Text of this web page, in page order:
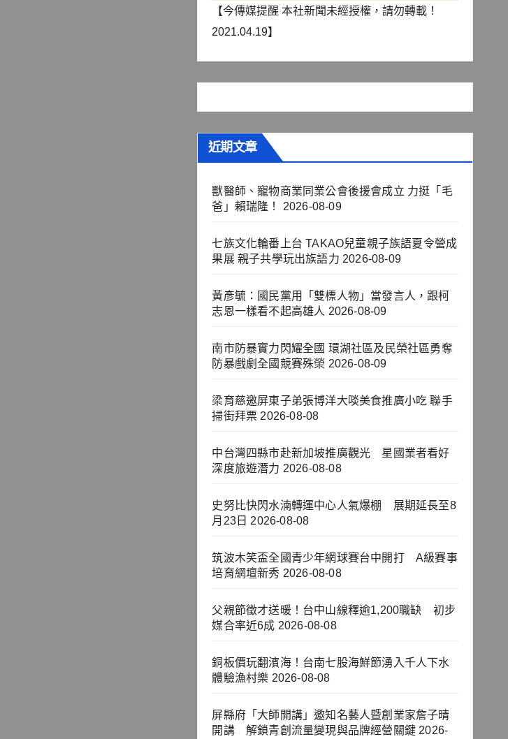
【今傳媒提醒 本社新聞未經授權，請勿轉載！
2021.04.19】
近期文章
獸醫師、寵物商業同業公會後援會成立 力挺「毛
爸」賴瑞隆！
2026-08-09
七族文化輪番上台 TAKAO兒童親子族語夏令營成
果展 親子共學玩出族語力 2026-08-09
黃彥毓：國民黨用「雙標人物」當發言人，跟柯
志恩一樣看不起高雄人 2026-08-09
南市防暴實力閃耀全國 環湖社區及民榮社區勇奪
防暴戲劇全國競賽殊榮 2026-08-09
梁育慈邀屏東子弟張博洋大啖美食推廣小吃 聯手
掃街拜票 2026-08-08
中台灣四縣市赴新加坡推廣觀光 星國業者看好
深度旅遊潛力 2026-08-08
史努比快閃水湳轉運中心人氣爆棚 展期延長至8
月23日 2026-08-08
筑波木笑盃全國青少年網球賽台中開打 A級賽事
培育網壇新秀 2026-08-08
父親節徵才送暖！台中山線釋逾1,200職缺 初步
媒合率近6成 2026-08-08
銅板價玩翻濱海！台南七股海鮮節湧入千人下水
體驗漁村樂 2026-08-08
屏縣府「大師開講」邀知名藝人暨創業家詹子晴
開講 解鎖青創流量變現與品牌經營關鍵 2026-